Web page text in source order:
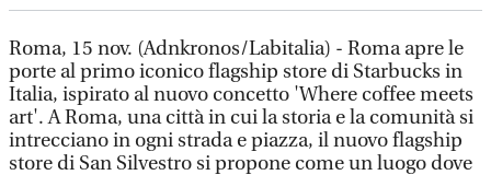
Roma, 15 nov. (Adnkronos/Labitalia) - Roma apre le
porte al primo iconico flagship store di Starbucks in
Italia, ispirato al nuovo concetto 'Where coffee meets
art'. A Roma, una città in cui la storia e la comunità si
intrecciano in ogni strada e piazza, il nuovo flagship
store di San Silvestro si propone come un luogo dove